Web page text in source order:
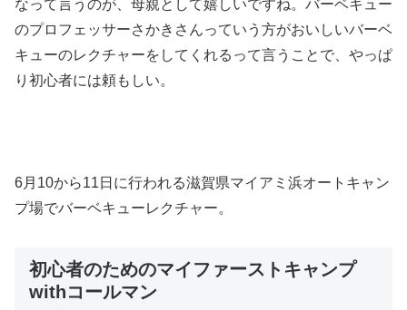
なって言うのが、母親として嬉しいですね。バーベキュー
のプロフェッサーさかきさんっていう方がおいしいバーベ
キューのレクチャーをしてくれるって言うことで、やっぱ
り初心者には頼もしい。
6月10から11日に行われる滋賀県マイアミ浜オートキャン
プ場でバーベキューレクチャー。
初心者のためのマイファーストキャンプ
withコールマン